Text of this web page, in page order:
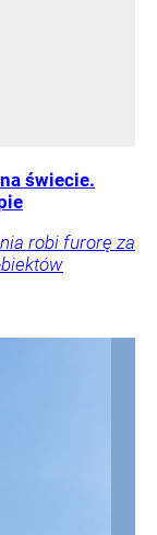
świecie.
robi furorę za